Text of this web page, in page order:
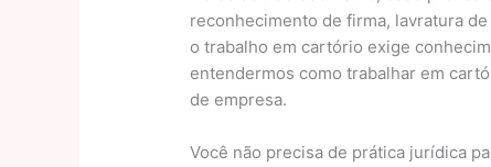
reconhecimento de firma, lavratura
o trabalho em cartório exige
entendermos como trabalhar em
de empresa.
Você não precisa de prática jurídica